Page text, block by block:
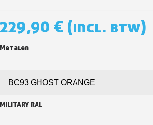
Betaling in 4x gratis vanaf een
229,90 € (incl. btw)
Metalen
MILITARY RAL